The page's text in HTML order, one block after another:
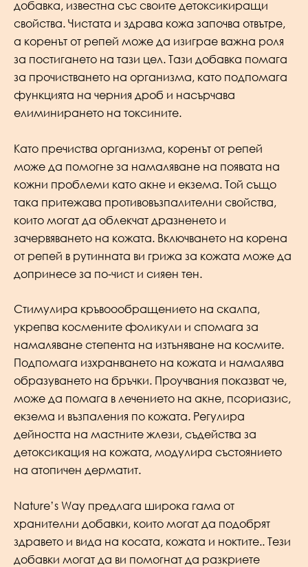
добавка, известна със своите детоксикиращи
свойства. Чистата и здрава кожа започва отвътре,
а коренът от репей може да изиграе важна роля
за постигането на тази цел. Тази добавка помага
за прочистването на организма, като подпомага
функцията на черния дроб и насърчава
елиминирането на токсините.
Като пречиства организма, коренът от репей
може да помогне за намаляване на появата на
кожни проблеми като акне и екзема. Той също
така притежава противовъзпалителни свойства,
които могат да облекчат дразненето и
зачервяването на кожата. Включването на корена
от репей в рутинната ви грижа за кожата може да
допринесе за по-чист и сияен тен.
Стимулира кръвоообращението на скалпа,
укрепва космените фоликули и спомага за
намаляване степента на изтъняване на космите.
Подпомага изхранването на кожата и намалява
образуването на бръчки. Проучвания показват че,
може да помага в лечението на акне, псориазис,
екзема и възпаления по кожата. Регулира
дейността на мастните жлези, съдейства за
детоксикация на кожата, модулира състоянието
на атопичен дерматит.
Nature’s Way предлага широка гама от
хранителни добавки, които могат да подобрят
здравето и вида на косата, кожата и ноктите.. Тези
добавки могат да ви помогнат да разкриете